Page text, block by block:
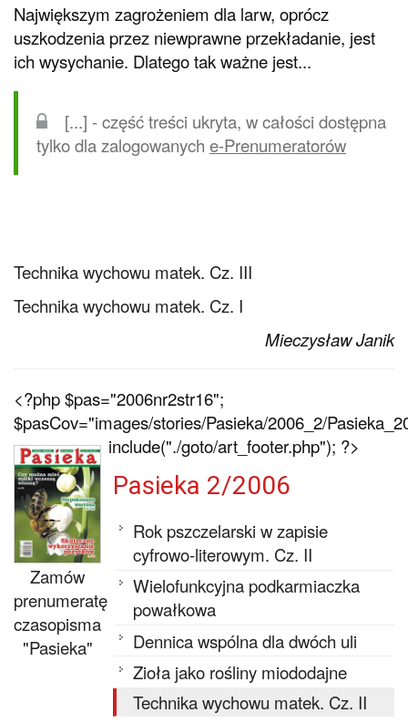
Największym zagrożeniem dla larw, oprócz
uszkodzenia przez niewprawne przekładanie, jest
ich wysychanie. Dlatego tak ważne jest...
[...] - część treści ukryta, w całości dostępna
tylko dla zalogowanych e-Prenumeratorów
Technika wychowu matek. Cz. III
Technika wychowu matek. Cz. I
Mieczysław Janik
<?php $pas="2006nr2str16";
$pasCov="images/stories/Pasieka/2006_2/
include("./goto/art_footer.php"); ?>
Zamów
prenumeratę
czasopisma
"Pasieka"
Pasieka 2/2006
Rok pszczelarski w zapisie
cyfrowo-literowym. Cz. II
Wielofunkcyjna podkarmiaczka
powałkowa
Dennica wspólna dla dwóch uli
Zioła jako rośliny miododajne
Technika wychowu matek. Cz. II